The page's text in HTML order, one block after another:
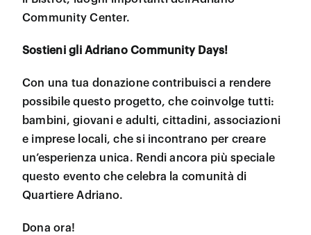
Community Center.
Sostieni gli Adriano Community Days!
Con una tua donazione contribuisci a rendere
possibile questo progetto, che coinvolge tutti:
bambini, giovani e adulti, cittadini, associazioni
e imprese locali, che si incontrano per creare
un’esperienza unica. Rendi ancora più speciale
questo evento che celebra la comunità di
Quartiere Adriano.
Dona ora!